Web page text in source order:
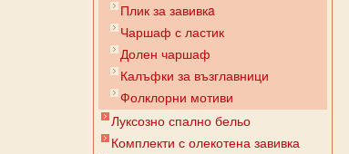
Плик за завивкa
Чаршаф с ластик
Долен чаршаф
Калъфки за възглавници
Фолклорни мотиви
Луксозно спално бельо
Комплекти с олекотена завивка